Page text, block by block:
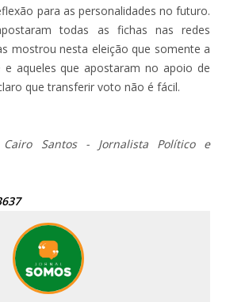
para as personalidades no futuro.
todas as fichas nas redes
mostrou nesta eleição que somente a
e aqueles que apostaram no apoio de
que transferir voto não é fácil.
Santos - Jornalista Político e